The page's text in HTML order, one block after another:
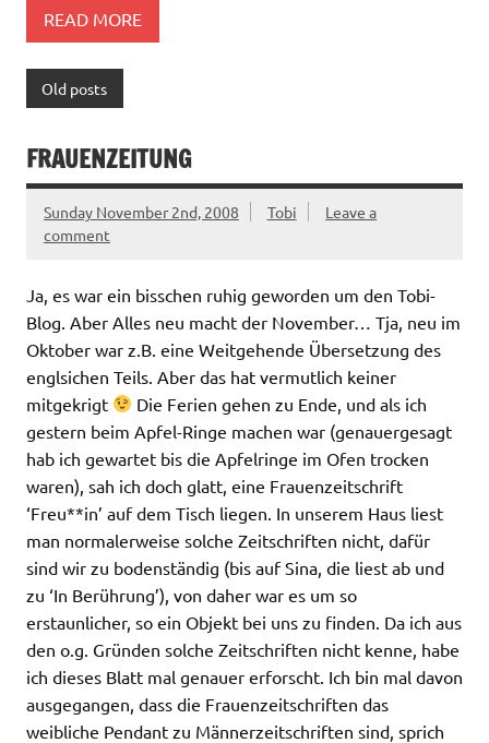
READ MORE
Old posts
FRAUENZEITUNG
Sunday November 2nd, 2008 Tobi
Leave a
comment
Ja, es war ein bisschen ruhig geworden um den Tobi-
Blog. Aber Alles neu macht der November… Tja, neu im
Oktober war z.B. eine Weitgehende Übersetzung des
englsichen Teils. Aber das hat vermutlich keiner
mitgekrigt
Die Ferien gehen zu Ende, und als ich
gestern beim Apfel-Ringe machen war (genauergesagt
hab ich gewartet bis die Apfelringe im Ofen trocken
waren), sah ich doch glatt, eine Frauenzeitschrift
‘Freu**in’ auf dem Tisch liegen. In unserem Haus liest
man normalerweise solche Zeitschriften nicht, dafür
sind wir zu bodenständig (bis auf Sina, die liest ab und
zu ‘In Berührung’), von daher war es um so
erstaunlicher, so ein Objekt bei uns zu finden. Da ich aus
den o.g. Gründen solche Zeitschriften nicht kenne, habe
ich dieses Blatt mal genauer erforscht. Ich bin mal davon
ausgegangen, dass die Frauenzeitschriften das
weibliche Pendant zu Männerzeitschriften sind, sprich